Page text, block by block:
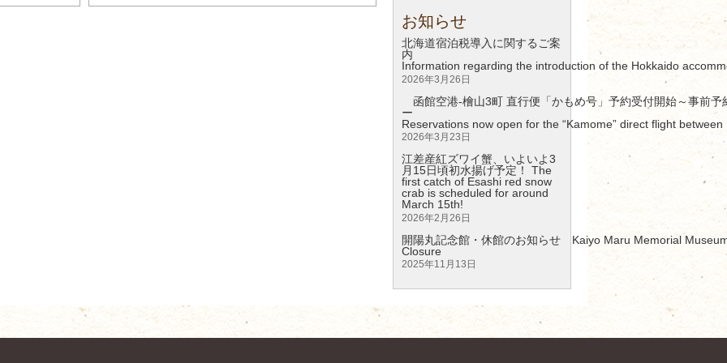
お知らせ
北海道宿泊税導入に関するご案
Information regarding the introduction of the Hokkaido
2026年3月26日
函館空港-檜山3町 直行便「かもめ号」予約受付開始～事前予
Reservations now open for the “Kamome” direct flight
2026年3月23日
江差産紅ズワイ蟹、いよいよ3
月15日頃初水揚げ予定！ The
first catch of Esashi red snow
crab is scheduled for around
March 15th!
2026年2月26日
開陽丸記念館・休館のお知らせ Kaiyo Maru Memorial
2025年11月13日